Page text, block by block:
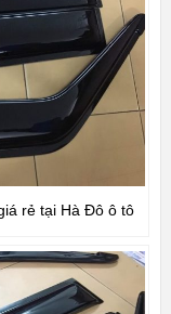
rẻ tại Hà Đô ô tô